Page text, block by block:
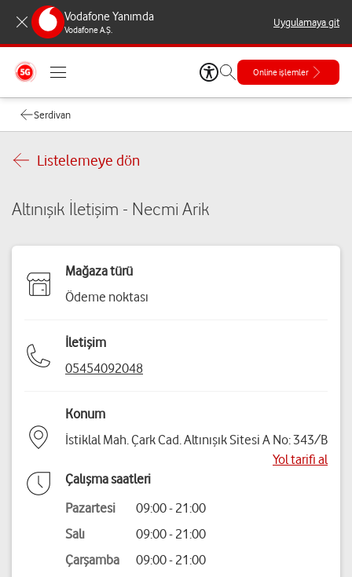
Vodafone Yanımda
Vodafone A.Ş.
Uygulamaya git
Online işlemler
Serdivan
Listelemeye dön
Altınışık İletişim - Necmi Arik
Mağaza türü
Ödeme noktası
İletişim
05454092048
Konum
İstiklal Mah. Çark Cad. Altınışık Sitesi A No: 343/B
Yol tarifi al
Çalışma saatleri
Pazartesi
09:00 - 21:00
Salı
09:00 - 21:00
Çarşamba
09:00 - 21:00